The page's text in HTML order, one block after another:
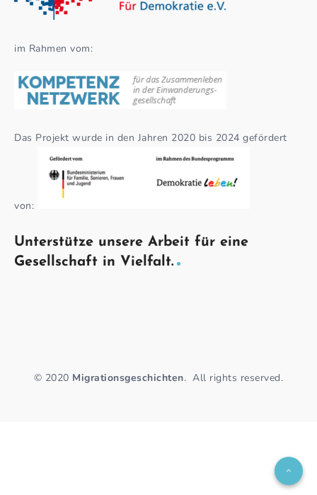
im Rahmen vom:
Das Projekt wurde in den Jahren 2020 bis 2024 gefördert
von:
Unterstütze unsere Arbeit für eine
Gesellschaft in Vielfalt.
© 2020 Migrationsgeschichten.All rights reserved.